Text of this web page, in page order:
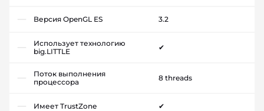
Версия OpenGL ES 3.2
Использует технологию
big.LITTLE
✔
Поток выполнения
процессора
8 threads
Имеет TrustZone ✔